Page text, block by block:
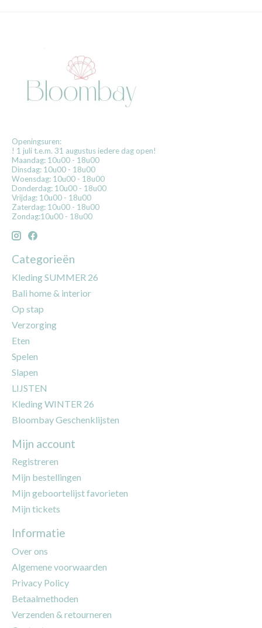
Openingsuren:
! 1 juli t.e.m. 31 augustus iedere dag open!
Maandag: 10u00 - 18u00
Dinsdag: 10u00 - 18u00
Woensdag: 10u00 - 18u00
Donderdag: 10u00 - 18u00
Vrijdag: 10u00 - 18u00
Zaterdag: 10u00 - 18u00
Zondag:10u00 - 18u00
Categorieën
Kleding SUMMER 26
Bali home & interior
Op stap
Verzorging
Eten
Spelen
Slapen
LIJSTEN
Kleding WINTER 26
Bloombay Geschenklijsten
Mijn account
Registreren
Mijn bestellingen
Mijn geboortelijst favorieten
Mijn tickets
Informatie
Over ons
Algemene voorwaarden
Privacy Policy
Betaalmethoden
Verzenden & retourneren